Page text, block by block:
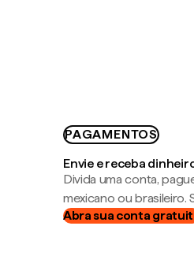
PAGAMENTOS
Envie e receba
Divida uma conta,
mexicano ou brasileiro.
Abra sua conta